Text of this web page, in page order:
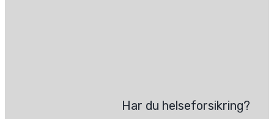
Har du helseforsikring?